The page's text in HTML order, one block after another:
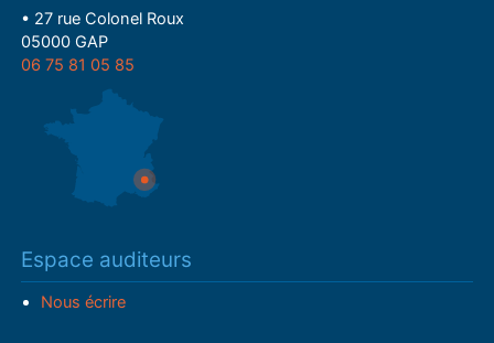
• 27 rue Colonel Roux
05000 GAP
06 75 81 05 85
Espace auditeurs
Nous écrire